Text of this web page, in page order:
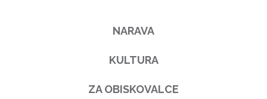
NARAVA
KULTURA
ZA OBISKOVALCE